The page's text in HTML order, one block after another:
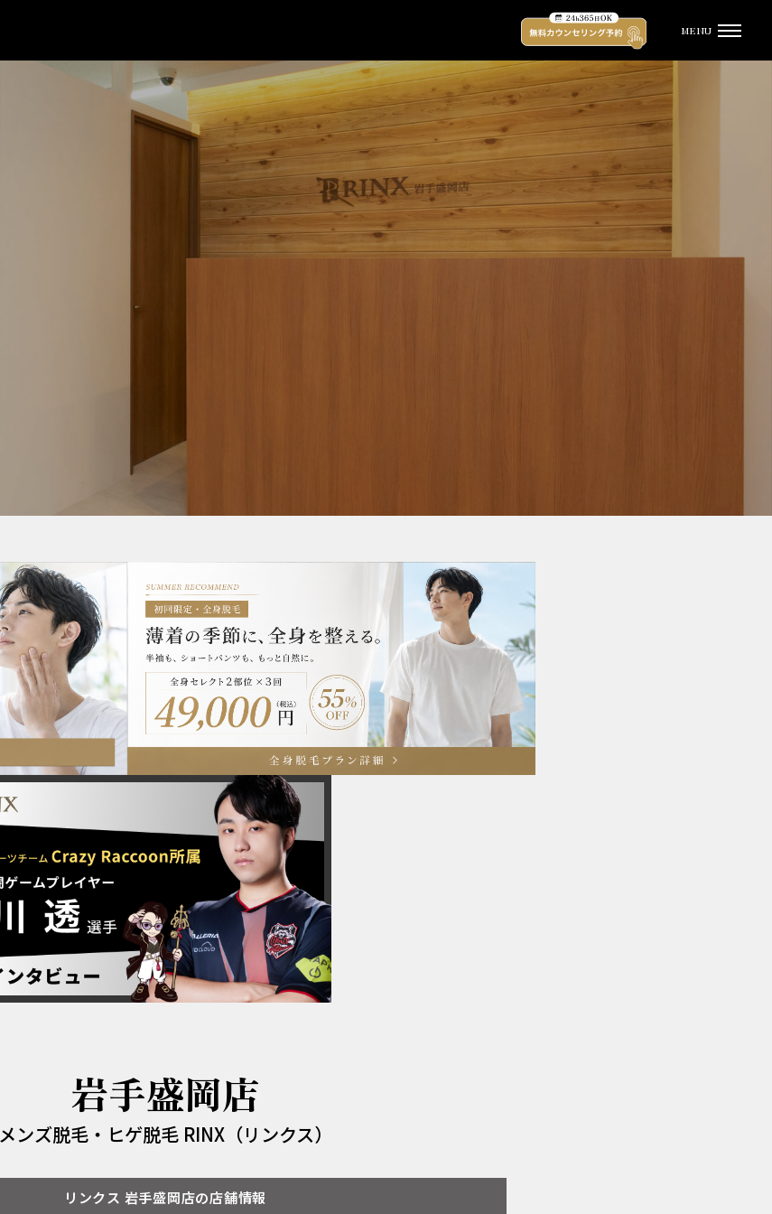
MENU
受付時間
（水曜定休）
平日 12:00 - 21:00 土日祝 11:00 - 20:00
TOP
お客様の声
全国サロン一覧
よくある質問 FAQ
脱毛ビフォーアフター
お知らせ
岩手盛岡店
メンズ脱毛・ヒゲ脱毛 RINX（リンクス）
リンクス 岩手盛岡店の店舗情報